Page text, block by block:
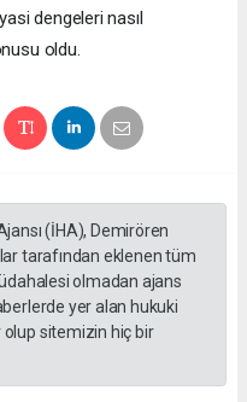
dengeleri nasıl
oldu.
(İHA), Demirören
tarafından eklenen tüm
olmadan ajans
yer alan hukuki
sitemizin hiç bir